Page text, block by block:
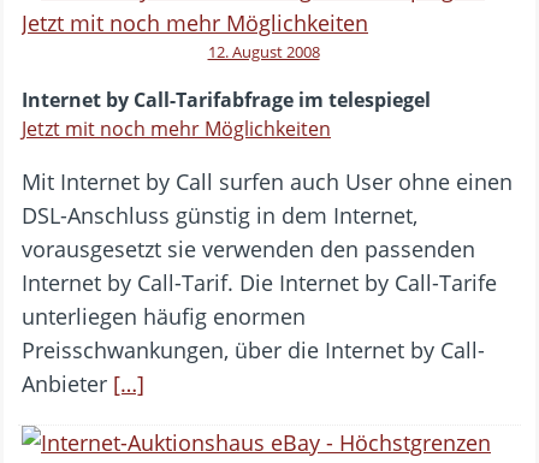
12. August 2008
Internet by Call-Tarifabfrage im telespiegel
Jetzt mit noch mehr Möglichkeiten
Mit Internet by Call surfen auch User ohne einen
DSL-Anschluss günstig in dem Internet,
vorausgesetzt sie verwenden den passenden
Internet by Call-Tarif. Die Internet by Call-Tarife
unterliegen häufig enormen
Preisschwankungen, über die Internet by Call-
Anbieter […]